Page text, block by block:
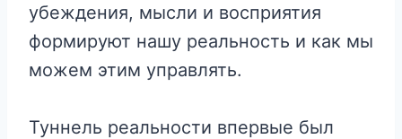
убеждения, мысли и восприятия
формируют нашу реальность и как мы
можем этим управлять.
Туннель реальности впервые был